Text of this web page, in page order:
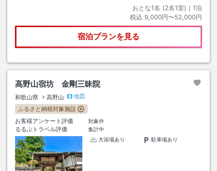
おとな1名 (2名1室)｜ 1泊
税込 9,000円〜52,000円
宿泊プランを見る
高野山宿坊 金剛三昧院
和歌山県 高野山
地図
ふるさと納税対象施設
お客様アンケート評価
対象外
るるぶトラベル評価
集計中
大浴場あり
駐車場あり